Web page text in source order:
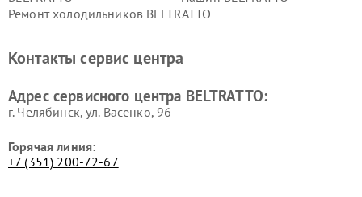
Ремонт холодильников BELTRATTO
Контакты сервис центра
Адрес сервисного центра BELTRATTO:
г. Челябинск, ул. Васенко, 96
Горячая линия:
+7 (351) 200-72-67